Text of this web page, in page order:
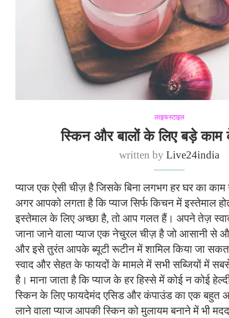
लाइफस्टाइल
स्किन और बालों के लिए बड़े काम
written byLive24india
प्याज एक ऐसी चीज़ है जिसके बिना लगभग हर घर का
अगर आपको लगता है कि प्याज सिर्फ किचन में इस्तेमाल
इस्तेमाल के लिए अच्छा है, तो आप गलत हैं। अपने तेज़
जाना जाने वाला प्याज एक नेचुरल चीज़ है जो आसानी से
और इसे तुरंत आपके ब्यूटी रूटीन में शामिल किया जा
स्वाद और सेहत के फायदों के मामले में सभी सब्जियों में
है। माना जाता है कि प्याज के हर हिस्से में कोई न कोई
स्किन के लिए फायदेमंद एसिड और कंपाउंड का एक बहुत
लाने वाला प्याज आपकी स्किन को मुलायम बनाने में भी